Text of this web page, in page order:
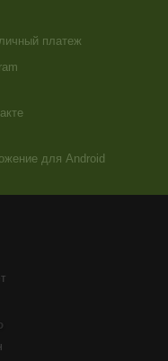
платеж
для Android